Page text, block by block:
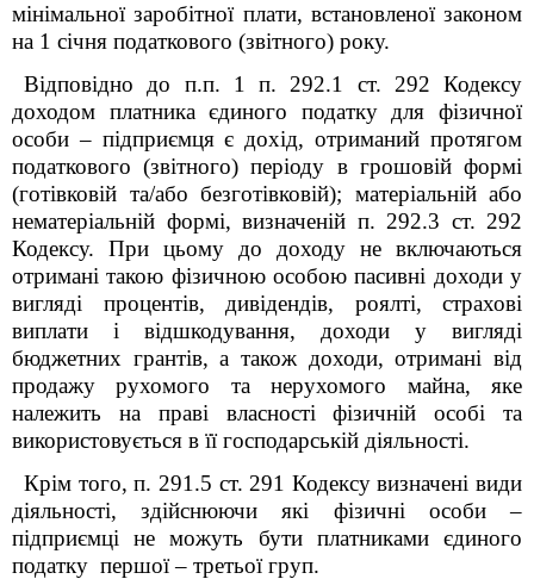
мінімальної заробітної плати, встановленої законом
на 1 січня податкового (звітного) року.
Відповідно до п.п. 1 п. 292.1 ст. 292 Кодексу
доходом платника єдиного податку для фізичної
особи – підприємця є дохід, отриманий протягом
податкового (звітного) періоду в грошовій формі
(готівковій та/або безготівковій); матеріальній або
нематеріальній формі, визначеній п. 292.3 ст. 292
Кодексу. При цьому до доходу не включаються
отримані такою фізичною особою пасивні доходи у
вигляді процентів, дивідендів, роялті, страхові
виплати і відшкодування, доходи у вигляді
бюджетних грантів, а також доходи, отримані від
продажу рухомого та нерухомого майна, яке
належить на праві власності фізичній особі та
використовується в її господарській діяльності.
Крім того, п. 291.5 ст. 291 Кодексу визначені види
діяльності, здійснюючи які фізичні особи –
підприємці не можуть бути платниками єдиного
податку першої – третьої груп.